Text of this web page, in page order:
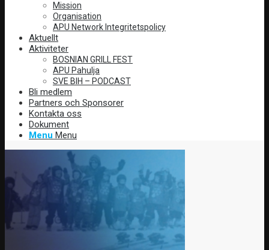
Mission
Organisation
APU Network Integritetspolicy
Aktuellt
Aktiviteter
BOSNIAN GRILL FEST
APU Pahulja
SVE BIH – PODCAST
Bli medlem
Partners och Sponsorer
Kontakta oss
Dokument
Menu Menu